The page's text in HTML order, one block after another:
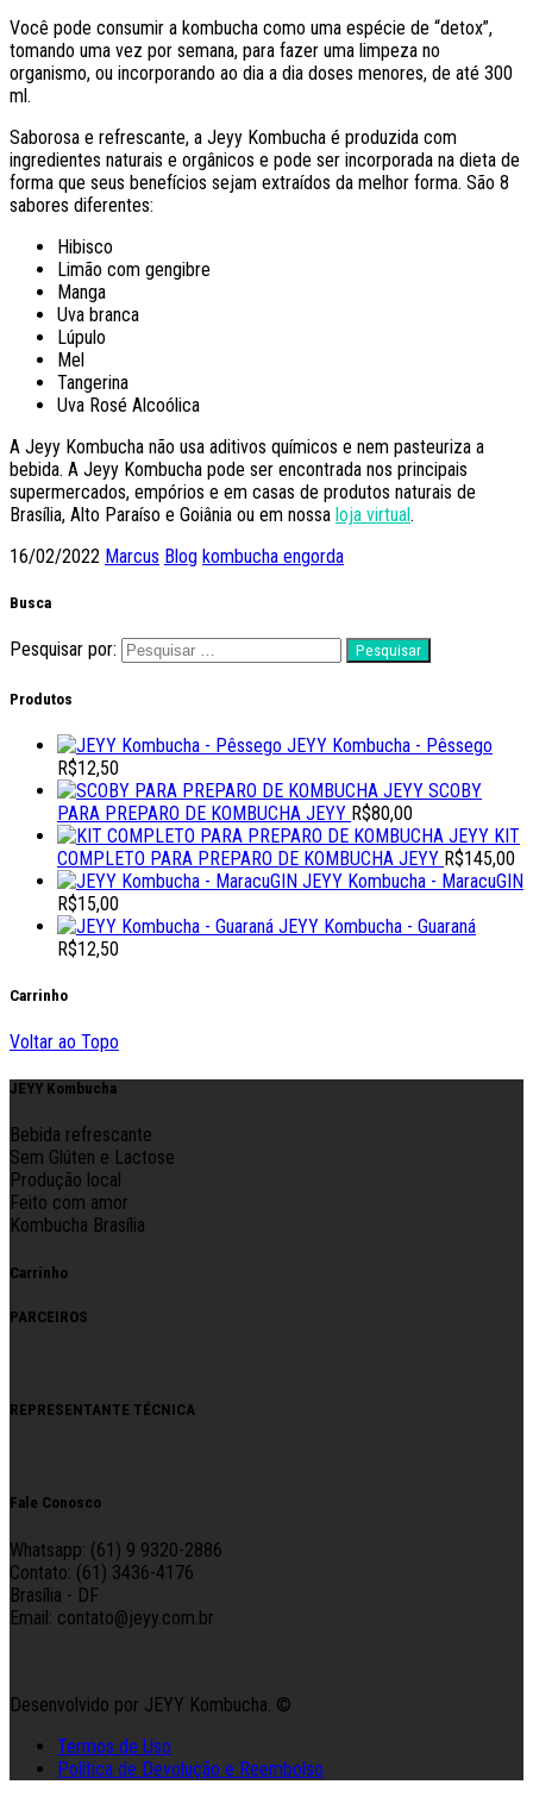
Você pode consumir a kombucha como uma espécie de “detox”,
tomando uma vez por semana, para fazer uma limpeza no
organismo, ou incorporando ao dia a dia doses menores, de até 300
ml.
Saborosa e refrescante, a Jeyy Kombucha é produzida com
ingredientes naturais e orgânicos e pode ser incorporada na dieta de
forma que seus benefícios sejam extraídos da melhor forma. São 8
sabores diferentes:
Hibisco
Limão com gengibre
Manga
Uva branca
Lúpulo
Mel
Tangerina
Uva Rosé Alcoólica
A Jeyy Kombucha não usa aditivos químicos e nem pasteuriza a
bebida. A Jeyy Kombucha pode ser encontrada nos principais
supermercados, empórios e em casas de produtos naturais de
Brasília, Alto Paraíso e Goiânia ou em nossa loja virtual.
16/02/2022 Marcus Blog kombucha engorda
Busca
Pesquisar por:
Produtos
JEYY Kombucha - Pêssego
R$12,50
SCOBY
PARA PREPARO DE KOMBUCHA JEYY R$80,00
KIT
COMPLETO PARA PREPARO DE KOMBUCHA JEYY R$145,00
JEYY Kombucha - MaracuGIN
R$15,00
JEYY Kombucha - Guaraná
R$12,50
Carrinho
Voltar ao Topo
JEYY Kombucha
Bebida refrescante
Sem Glúten e Lactose
Produção local
Feito com amor
Kombucha Brasília
Carrinho
PARCEIROS
REPRESENTANTE TÉCNICA
Fale Conosco
Whatsapp: (61) 9 9320-2886
Contato: (61) 3436-4176
Brasília - DF
Email: contato@jeyy.com.br
Desenvolvido por JEYY Kombucha. ©
Termos de Uso
Política de Devolução e Reembolso